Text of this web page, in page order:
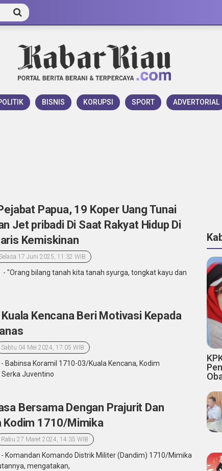
BISNIS KORUPSI SPORT ADVERTORIAL
Papua, 19 Koper Uang Tunai
Jet pribadi Di Saat Rakyat Hidup Di
Kemiskinan
17 Juni 2025, 11:32 WIB
- "Orang bilang tanah kita tanah syurga, tongkat kayu dan
Kencana Beri Motivasi Kepada
Sabtu 04 Mei 2024, 17:05 WIB
Babinsa Koramil 1710-03/Kuala Kencana, Kodim
Juventino
Bersama Dengan Prajurit Dan
Kodim 1710/Mimika
Rabu 27 Maret 2024, 14:35 WIB
- Komandan Komando Distrik Militer (Dandim) 1710/Mimika
mengatakan,